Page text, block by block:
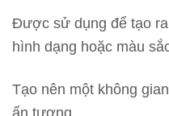
Được sử dụng để tạo
hình dạng hoặc màu
Tạo nên một không
ấn tượng.